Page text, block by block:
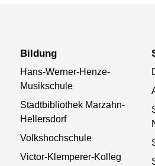
Bildung
Hans-Werner-Henze-
Musikschule
Stadtbibliothek Marzahn-
Hellersdorf
Volkshochschule
Victor-Klemperer-Kolleg